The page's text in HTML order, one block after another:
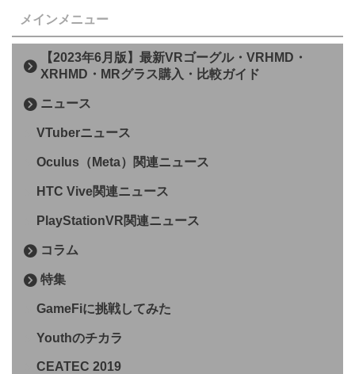
メインメニュー
【2023年6月版】最新VRゴーグル・VRHMD・
XRHMD・MRグラス購入・比較ガイド
ニュース
VTuberニュース
Oculus（Meta）関連ニュース
HTC Vive関連ニュース
PlayStationVR関連ニュース
コラム
特集
GameFiに挑戦してみた
Youthのチカラ
CEATEC 2019